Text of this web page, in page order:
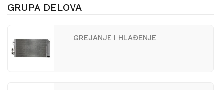
GRUPA DELOVA
GREJANJE I HLAĐENJE